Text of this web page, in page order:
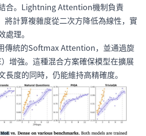
合。Lightning Attention機制負責
將計算複雜度從二次方降低為線性，實
理。
傳統的Softmax Attention，並通過旋
增強。這種混合方案確保模型在擴展
長度的同時，仍能維持高精確度。